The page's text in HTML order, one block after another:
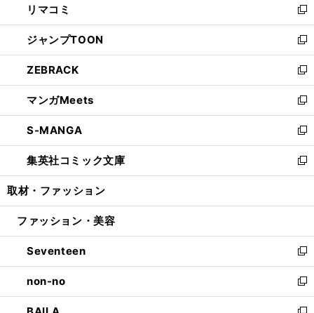
で
開
く
ド
ウ
で
開
く
ィ
ン
ド
ウ
で
開
く
い
ウ
ィ
ン
ド
ウ
で
開
く
リマコミ
新
し
い
ウ
ィ
ン
ド
ウ
で
開
く
ジャンプTOON
新
し
い
ウ
ィ
ン
ド
ウ
で
開
ZEBRACK
新
し
い
ウ
ィ
ン
ド
ウ
開
マンガMeets
新
し
い
ウ
ィ
ン
ウ
開
く
S-MANGA
新
し
い
ウ
ン
ウ
で
開
く
集英社コミック文庫
新
し
ウ
ン
ド
ウ
で
開
取材・ファッション
ファッション・美容
Seventeen
新
し
い
ウ
non-no
新
し